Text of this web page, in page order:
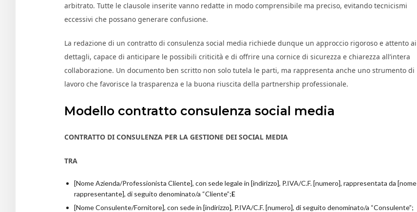
arbitrato. Tutte le clausole inserite vanno redatte in modo comprensibile ma preciso, evitando tecnicismi
eccessivi che possano generare confusione.
La redazione di un contratto di consulenza social media richiede dunque un approccio rigoroso e attento ai
dettagli, capace di anticipare le possibili criticità e di offrire una cornice di sicurezza e chiarezza all’intera
collaborazione. Un documento ben scritto non solo tutela le parti, ma rappresenta anche uno strumento di
lavoro che favorisce la trasparenza e la buona riuscita della partnership professionale.
Modello contratto consulenza social media
CONTRATTO DI CONSULENZA PER LA GESTIONE DEI SOCIAL MEDIA
TRA
[Nome Azienda/Professionista Cliente], con sede legale in [indirizzo], P.IVA/C.F. [numero], rappresentata da [nome
rappresentante], di seguito denominato/a “Cliente”;E
[Nome Consulente/Fornitore], con sede in [indirizzo], P.IVA/C.F. [numero], di seguito denominato/a “Consulente”;